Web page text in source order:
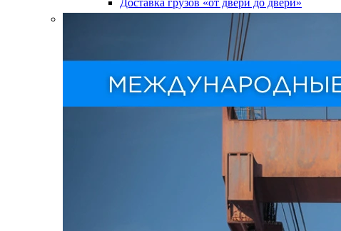
Доставка грузов «от двери до двери»